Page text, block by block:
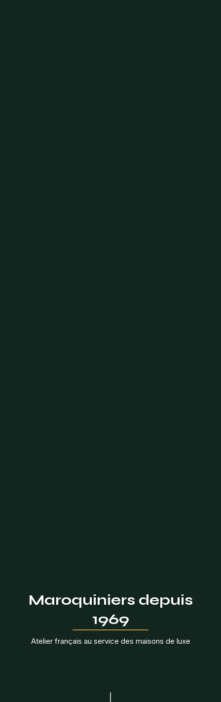
Maroquiniers depuis
1969
Atelier français au service des maisons de luxe